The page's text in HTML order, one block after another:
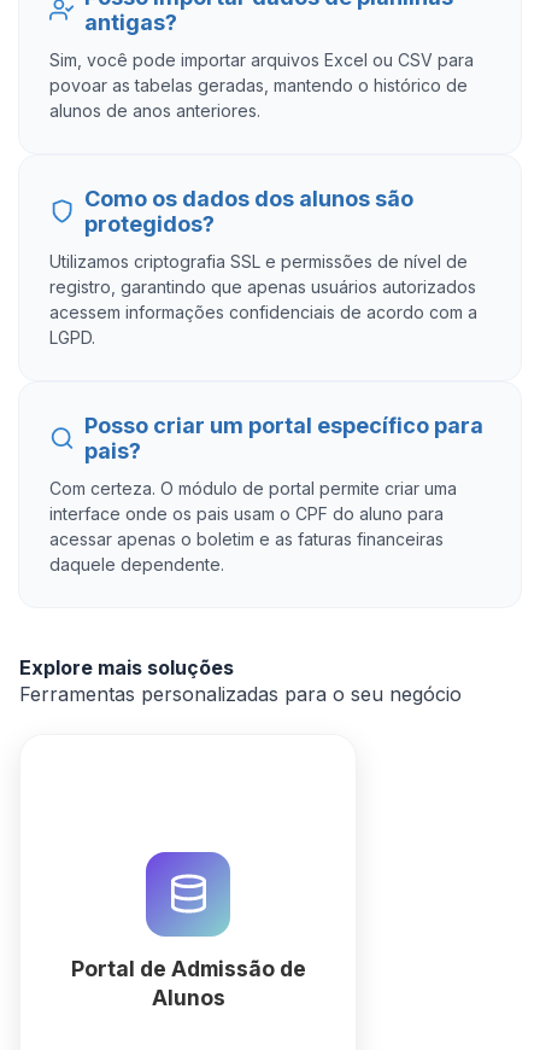
antigas?
Sim, você pode importar arquivos Excel ou CSV para
povoar as tabelas geradas, mantendo o histórico de
alunos de anos anteriores.
Como os dados dos alunos são
protegidos?
Utilizamos criptografia SSL e permissões de nível de
registro, garantindo que apenas usuários autorizados
acessem informações confidenciais de acordo com a
LGPD.
Posso criar um portal específico para
pais?
Com certeza. O módulo de portal permite criar uma
interface onde os pais usam o CPF do aluno para
acessar apenas o boletim e as faturas financeiras
daquele dependente.
Explore mais soluções
Ferramentas personalizadas para o seu negócio
Portal de Admissão de
Alunos
Portal de Admissão QuintaDB.
Gerencie documentos,
pagamentos e fluxos de
plataforma.